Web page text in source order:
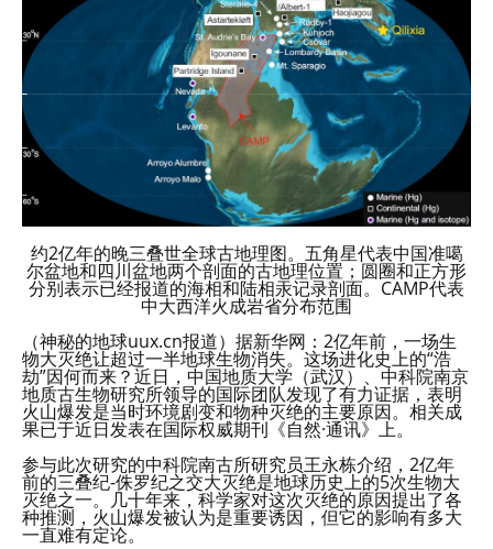
约2亿年的晚三叠世全球古地理图。五角星代表中国准噶
尔盆地和四川盆地两个剖面的古地理位置；圆圈和正方形
分别表示已经报道的海相和陆相汞记录剖面。CAMP代表
中大西洋火成岩省分布范围
（神秘的地球uux.cn报道）据新华网：2亿年前，一场生
物大灭绝让超过一半地球生物消失。这场进化史上的“浩
劫”因何而来？近日，中国地质大学（武汉）、中科院南京
地质古生物研究所领导的国际团队发现了有力证据，表明
火山爆发是当时环境剧变和物种灭绝的主要原因。相关成
果已于近日发表在国际权威期刊《自然·通讯》上。
参与此次研究的中科院南古所研究员王永栋介绍，2亿年
前的三叠纪-侏罗纪之交大灭绝是地球历史上的5次生物大
灭绝之一。几十年来，科学家对这次灭绝的原因提出了各
种推测，火山爆发被认为是重要诱因，但它的影响有多大
一直难有定论。